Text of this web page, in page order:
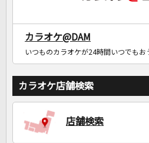
カラオケ@DAM
いつものカラオケが24時間いつでもお
カラオケ店舗検索
店舗検索